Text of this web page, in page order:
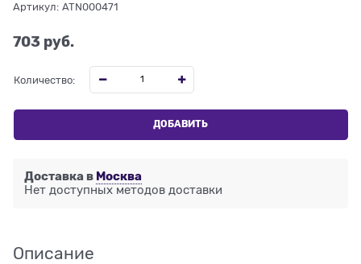
Артикул: ATN000471
703 руб.
Количество:
ДОБАВИТЬ
Доставка в Москва
Нет доступных методов доставки
Описание